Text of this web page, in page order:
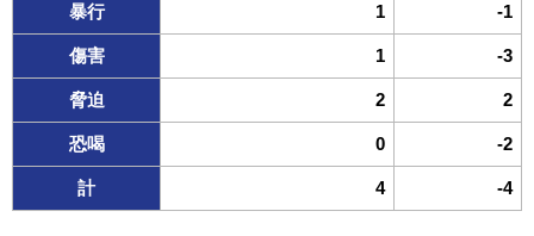
暴行 1 -1
傷害 1 -3
脅迫 2 2
恐喝 0 -2
計 4 -4